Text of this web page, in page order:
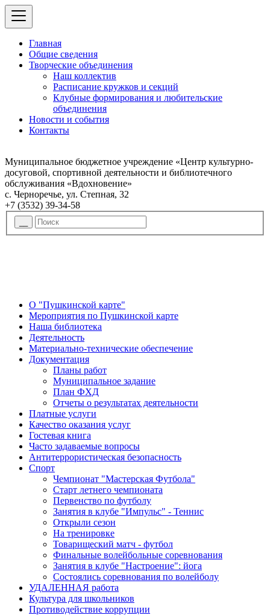
Главная
Общие сведения
Творческие объединения
Наш коллектив
Расписание кружков и секций
Клубные формирования и любительские
объединения
Новости и события
Контакты
Муниципальное бюджетное учреждение «Центр культурно-
досуговой, спортивной деятельности и библиотечного
обслуживания «Вдохновение»
с. Черноречье, ул. Степная, 32
+7 (3532) 39-34-58
О "Пушкинской карте"
Мероприятия по Пушкинской карте
Наша библиотека
Деятельность
Материально-технические обеспечение
Документация
Планы работ
Муниципальное задание
План ФХД
Отчеты о результатах деятельности
Платные услуги
Качество оказания услуг
Гостевая книга
Часто задаваемые вопросы
Антитеррористическая безопасность
Спорт
Чемпионат "Мастерская Футбола"
Старт летнего чемпионата
Первенство по футболу
Занятия в клубе "Импульс" - Теннис
Открыли сезон
На тренировке
Товарищеский матч - футбол
Финальные волейбольные соревнования
Занятия в клубе "Настроение": йога
Состоялись соревнования по волейболу
УДАЛЕННАЯ работа
Культура для школьников
Противодействие коррупции